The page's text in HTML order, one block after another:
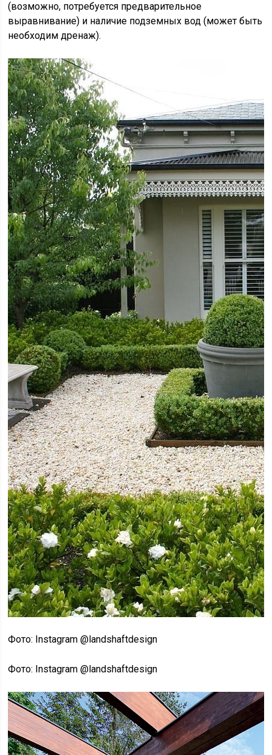
(возможно, потребуется предварительное
выравнивание) и наличие подземных вод (может быть
необходим дренаж).
Фото: Instagram @landshaftdesign
Фото: Instagram @landshaftdesign